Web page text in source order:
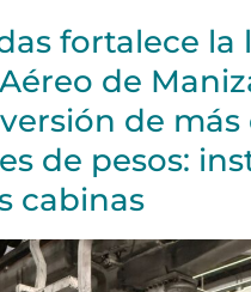
fortalece la
de
de más
de pesos:
cabinas